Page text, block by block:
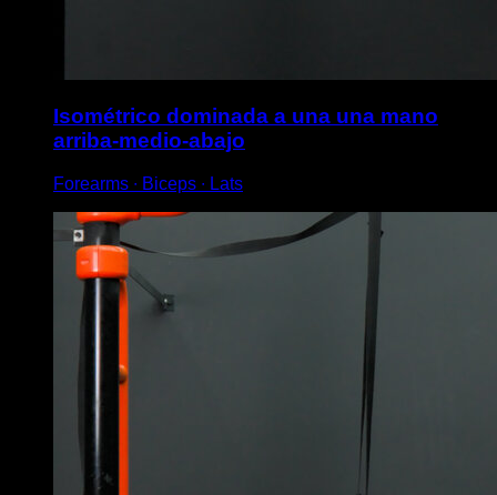
Isométrico dominada a una una mano
arriba-medio-abajo
Forearms ∙ Biceps ∙ Lats